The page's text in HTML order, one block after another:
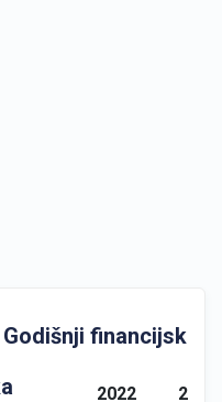
Godišnji financijski
2022 2023